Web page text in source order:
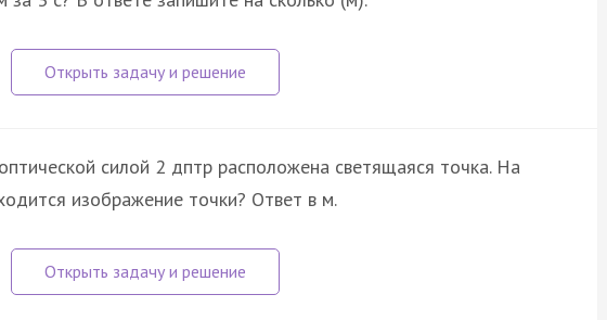
силой 2 дптр расположена светящаяся точка. На
изображение точки? Ответ в м.